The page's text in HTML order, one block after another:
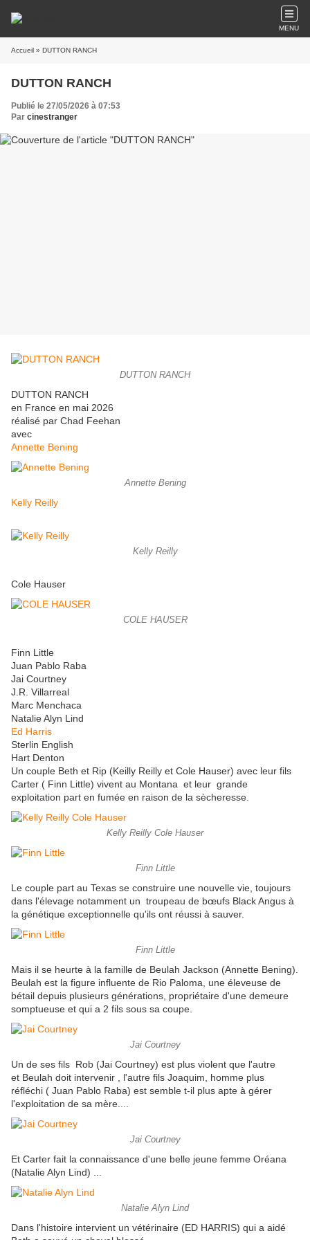
MENU
Accueil » DUTTON RANCH
DUTTON RANCH
Publié le 27/05/2026 à 07:53
Par cinestranger
DUTTON RANCH
DUTTON RANCH
en France en mai 2026
réalisé par Chad Feehan
avec
Annette Bening
Annette Bening
Kelly Reilly
Kelly Reilly
Cole Hauser
COLE HAUSER
Finn Little
Juan Pablo Raba
Jai Courtney
J.R. Villarreal
Marc Menchaca
Natalie Alyn Lind
Ed Harris
Sterlin English
Hart Denton
Un couple Beth et Rip (Keilly Reilly et Cole Hauser) avec leur fils
Carter ( Finn Little) vivent au Montana et leur grande
exploitation part en fumée en raison de la sècheresse.
Kelly Reilly Cole Hauser
Finn Little
Le couple part au Texas se construire une nouvelle vie, toujours
dans l'élevage notamment un troupeau de bœufs Black Angus à
la génétique exceptionnelle qu'ils ont réussi à sauver.
Finn Little
Mais il se heurte à la famille de Beulah Jackson (Annette Bening).
Beulah est la figure influente de Rio Paloma, une éleveuse de
bétail depuis plusieurs générations, propriétaire d'une demeure
somptueuse et qui a 2 fils sous sa coupe.
Jai Courtney
Un de ses fils Rob (Jai Courtney) est plus violent que l'autre
et Beulah doit intervenir , l'autre fils Joaquim, homme plus
réfléchi ( Juan Pablo Raba) est semble t-il plus apte à gérer
l'exploitation de sa mère....
Jai Courtney
Et Carter fait la connaissance d'une belle jeune femme Oréana
(Natalie Alyn Lind) ...
Natalie Alyn Lind
Dans l'histoire intervient un vétérinaire (ED HARRIS) qui a aidé